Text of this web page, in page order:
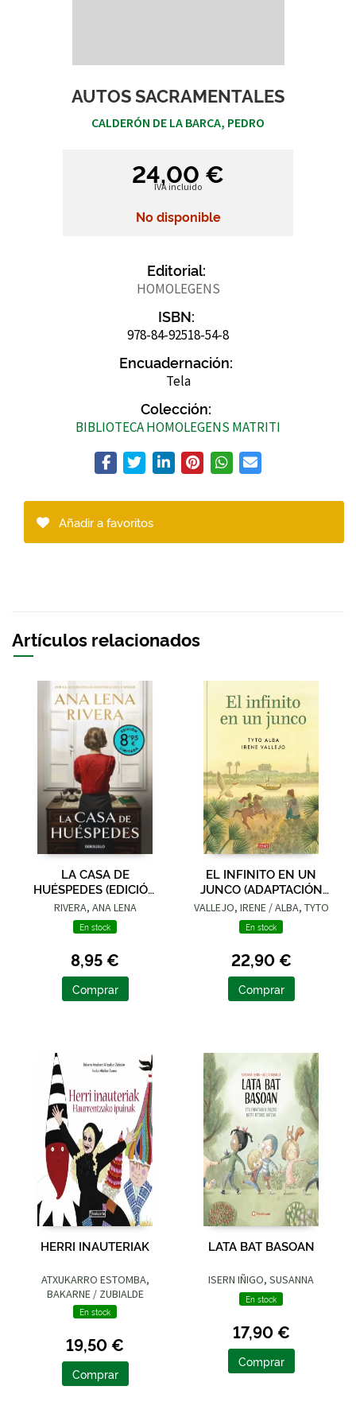
AUTOS SACRAMENTALES
CALDERÓN DE LA BARCA, PEDRO
24,00 €
IVA incluido
No disponible
Editorial:
HOMOLEGENS
ISBN:
978-84-92518-54-8
Encuadernación:
Tela
Colección:
BIBLIOTECA HOMOLEGENS MATRITI
Añadir a favoritos
Artículos relacionados
LA CASA DE
HUÉSPEDES (EDICIÓN
LIMITADA · VERANO)
RIVERA, ANA LENA
En stock
8,95 €
Comprar
EL INFINITO EN UN
JUNCO (ADAPTACIÓN
GRÁFICA)
VALLEJO, IRENE / ALBA, TYTO
En stock
22,90 €
Comprar
HERRI INAUTERIAK
ATXUKARRO ESTOMBA,
BAKARNE / ZUBIALDE
GRAJIRENA, IZASKUN
En stock
19,50 €
Comprar
LATA BAT BASOAN
ISERN IÑIGO, SUSANNA
En stock
17,90 €
Comprar